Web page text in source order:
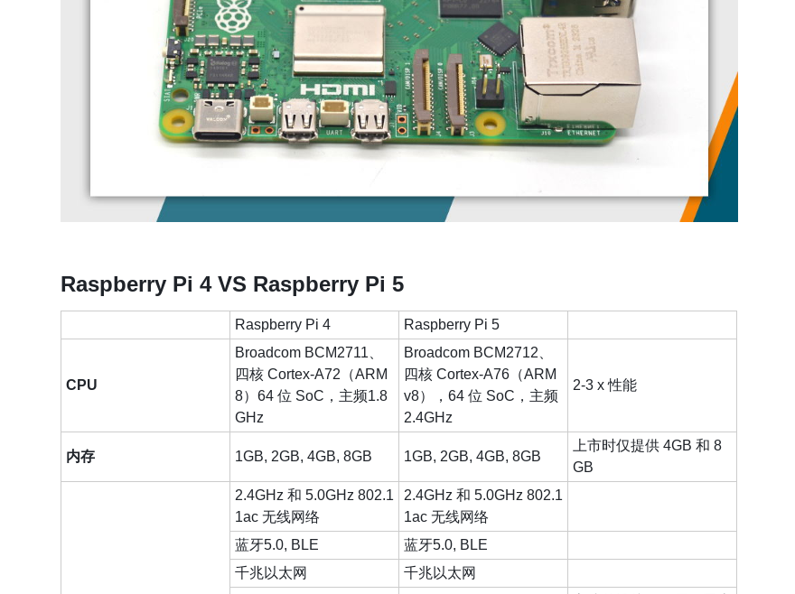
Raspberry Pi 4 VS Raspberry Pi 5
Raspberry Pi 4 Raspberry Pi 5
CPU
Broadcom BCM2711、
四核 Cortex-A72（ARM
8）64 位 SoC，主频1.8
GHz
Broadcom BCM2712、
四核 Cortex-A76（ARM
v8），64 位 SoC，主频
2.4GHz
2-3 x 性能
内存 1GB, 2GB, 4GB, 8GB 1GB, 2GB, 4GB, 8GB
上市时仅提供 4GB 和 8
GB
2.4GHz 和 5.0GHz 802.1
1ac 无线网络
2.4GHz 和 5.0GHz 802.1
1ac 无线网络
蓝牙5.0, BLE
蓝牙5.0, BLE
千兆以太网
千兆以太网